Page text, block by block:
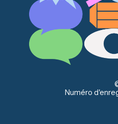
Numéro